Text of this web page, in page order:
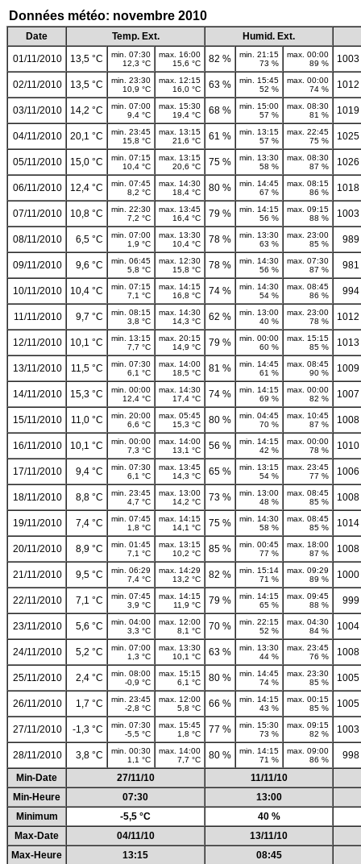
Données météo: novembre 2010
Date Temp. Ext.
Humid. Ext.
01/11/2010
13,5 °C
min. 07:30
12,3 °C
max. 16:00
15,6 °C
82 %
min. 21:15
73 %
max. 00:00
89 %
02/11/2010 13,5 °C
min. 23:30
10,9 °C
max. 12:15
16,0 °C
63 %
min. 15:45
52 %
max. 00:00
74 %
03/11/2010 14,2 °C
min. 07:00
9,4 °C
max. 15:30
19,4 °C
68 %
min. 15:00
57 %
max. 08:30
81 %
04/11/2010 20,1 °C
min. 23:45
15,8 °C
max. 13:15
21,6 °C
61 %
min. 13:15
57 %
max. 22:45
75 %
05/11/2010 15,0 °C
min. 07:15
10,4 °C
max. 13:15
20,6 °C
75 %
min. 13:30
58 %
max. 08:30
87 %
06/11/2010 12,4 °C
min. 07:45
8,2 °C
max. 14:30
18,4 °C
80 %
min. 14:45
67 %
max. 08:15
86 %
07/11/2010 10,8 °C
min. 22:30
7,2 °C
max. 13:45
16,4 °C
79 %
min. 14:15
56 %
max. 09:15
88 %
08/11/2010 6,5 °C
min. 07:00
1,9 °C
max. 13:30
10,4 °C
78 %
min. 13:30
63 %
max. 23:00
85 %
989
09/11/2010 9,6 °C
min. 06:45
5,8 °C
max. 12:30
15,8 °C
78 %
min. 14:30
56 %
max. 07:30
87 %
981
10/11/2010 10,4 °C
min. 07:15
7,1 °C
max. 14:15
16,8 °C
74 %
min. 14:30
54 %
max. 08:45
86 %
994
11/11/2010 9,7 °C
min. 08:15
3,8 °C
max. 14:30
14,3 °C
62 %
min. 13:00
40 %
max. 23:00
78 %
12/11/2010 10,1 °C
min. 13:15
7,7 °C
max. 20:15
14,9 °C
79 %
min. 00:00
60 %
max. 15:15
85 %
13/11/2010 11,5 °C
min. 07:30
6,1 °C
max. 14:00
18,5 °C
81 %
min. 14:45
61 %
max. 08:45
90 %
14/11/2010 15,3 °C
min. 00:00
12,4 °C
max. 14:30
17,4 °C
74 %
min. 14:15
69 %
max. 00:00
82 %
15/11/2010 11,0 °C
min. 20:00
6,6 °C
max. 05:45
15,3 °C
80 %
min. 04:45
70 %
max. 10:45
87 %
16/11/2010 10,1 °C
min. 00:00
7,3 °C
max. 14:00
13,1 °C
56 %
min. 14:15
42 %
max. 00:00
78 %
17/11/2010 9,4 °C
min. 07:30
6,1 °C
max. 13:45
14,3 °C
65 %
min. 13:15
54 %
max. 23:45
77 %
18/11/2010 8,8 °C
min. 23:45
4,7 °C
max. 13:00
14,2 °C
73 %
min. 13:00
48 %
max. 08:45
85 %
19/11/2010 7,4 °C
min. 07:45
1,8 °C
max. 14:15
14,1 °C
75 %
min. 14:30
58 %
max. 08:45
85 %
20/11/2010 8,9 °C
min. 01:45
7,1 °C
max. 13:15
10,2 °C
85 %
min. 00:45
77 %
max. 18:00
87 %
21/11/2010 9,5 °C
min. 06:29
7,4 °C
max. 14:29
13,2 °C
82 %
min. 15:14
71 %
max. 09:29
89 %
22/11/2010 7,1 °C
min. 07:45
3,9 °C
max. 14:15
11,9 °C
79 %
min. 14:15
65 %
max. 09:45
88 %
999
23/11/2010 5,6 °C
min. 04:00
3,3 °C
max. 12:00
8,1 °C
70 %
min. 22:15
52 %
max. 04:30
84 %
24/11/2010 5,2 °C
min. 07:00
1,3 °C
max. 13:30
10,1 °C
63 %
min. 13:30
44 %
max. 23:45
76 %
25/11/2010 2,4 °C
min. 08:00
-0,9 °C
max. 15:15
6,1 °C
80 %
min. 14:45
74 %
max. 23:30
85 %
26/11/2010 1,7 °C
min. 23:45
-2,8 °C
max. 12:00
5,8 °C
66 %
min. 14:15
43 %
max. 00:15
85 %
27/11/2010 -1,3 °C
min. 07:30
-5,5 °C
max. 15:45
1,8 °C
77 %
min. 15:30
73 %
max. 09:15
82 %
28/11/2010 3,8 °C
min. 00:30
1,1 °C
max. 14:00
7,7 °C
80 %
min. 14:15
71 %
max. 09:00
86 %
998
Min-Date
27/11/10
11/11/10
Min-Heure
07:30
13:00
Minimum
-5,5 °C
40 %
Max-Date
04/11/10
13/11/10
Max-Heure
13:15
08:45